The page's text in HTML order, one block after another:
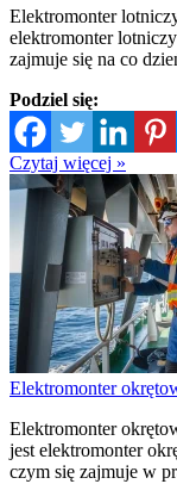
Elektromonter
elektromonter
zajmuje się na co
Podziel się:
Czytaj więcej »
Elektromonter
Elektromonter
jest elektromonter
czym się zajmuje w